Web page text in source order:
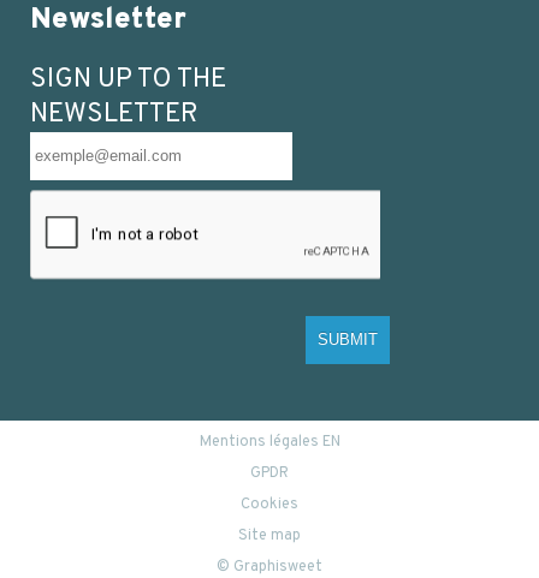
Newsletter
SIGN UP TO THE
NEWSLETTER
SUBMIT
Mentions légales EN
GPDR
Cookies
Site map
© Graphisweet